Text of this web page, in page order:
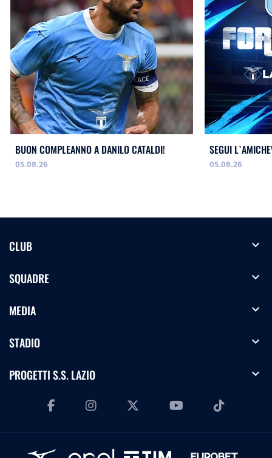
BUON COMPLEANNO A DANILO CATALDI!
05.08.26
SEGUI
05.08.26
CLUB expand_more
SQUADRE expand_more
MEDIA expand_more
STADIO expand_more
PROGETTI S.S. LAZIO expand_more